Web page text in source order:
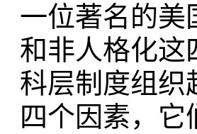
一位著名的美
和非人格化这
科层制度组织
四个因素，